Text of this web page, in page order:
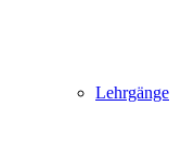
Lehrgänge